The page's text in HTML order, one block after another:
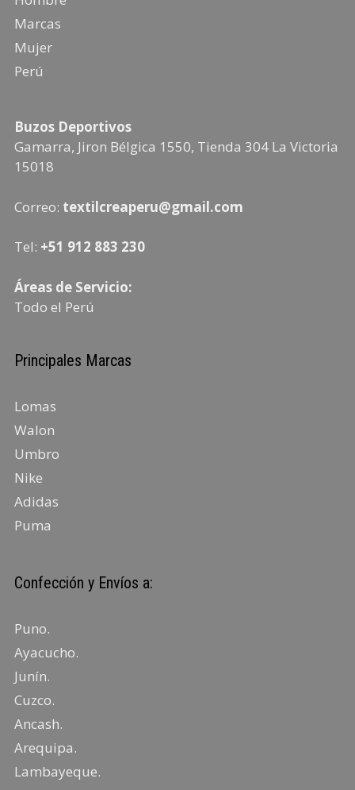
Marcas
Mujer
Perú
Buzos Deportivos
Gamarra, Jiron Bélgica 1550, Tienda 304 La Victoria
15018
Correo: textilcreaperu@gmail.com
Tel: +51 912 883 230
Áreas de Servicio:
Todo el Perú
Principales Marcas
Lomas
Walon
Umbro
Nike
Adidas
Puma
Confección y Envíos a:
Puno.
Ayacucho.
Junín.
Cuzco.
Ancash.
Arequipa.
Lambayeque.